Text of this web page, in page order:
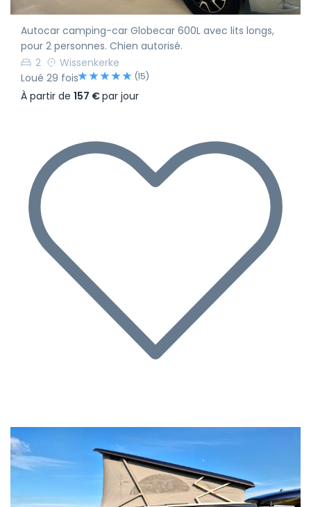
Autocar camping-car Globecar 600L avec lits longs,
pour 2 personnes. Chien autorisé.
2
Wissenkerke
Loué 29 fois
(15)
À partir de 157 €par jour